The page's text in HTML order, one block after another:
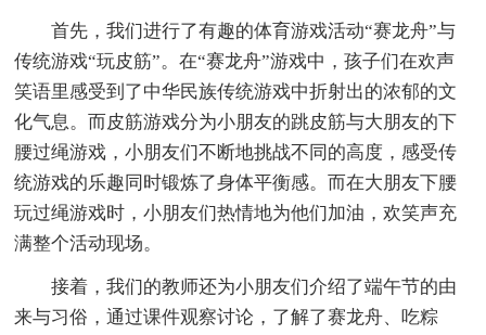
首先，我们进行了有趣的体育游戏活动“赛龙舟”与
传统游戏“玩皮筋”。在“赛龙舟”游戏中，孩子们在欢声
笑语里感受到了中华民族传统游戏中折射出的浓郁的文
化气息。而皮筋游戏分为小朋友的跳皮筋与大朋友的下
腰过绳游戏，小朋友们不断地挑战不同的高度，感受传
统游戏的乐趣同时锻炼了身体平衡感。而在大朋友下腰
玩过绳游戏时，小朋友们热情地为他们加油，欢笑声充
满整个活动现场。
接着，我们的教师还为小朋友们介绍了端午节的由
来与习俗，通过课件观察讨论，了解了赛龙舟、吃粽